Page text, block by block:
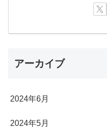
アーカイブ
2024年6月
2024年5月